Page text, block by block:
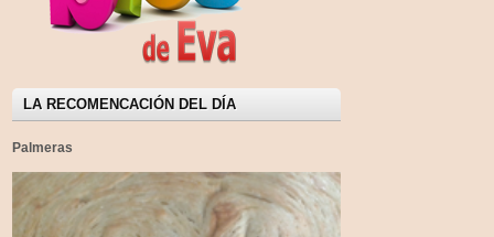
LA RECOMENCACIÓN DEL DÍA
Palmeras